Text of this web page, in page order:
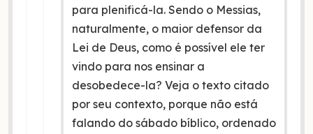
para plenificá-la. Sendo o Messias,
naturalmente, o maior defensor da
Lei de Deus, como é possível ele ter
vindo para nos ensinar a
desobedece-la? Veja o texto citado
por seu contexto, porque não está
falando do sábado bíblico, ordenado